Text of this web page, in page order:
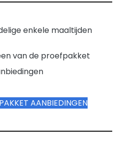
enkele maaltijden
van de proefpakket
AANBIEDINGEN